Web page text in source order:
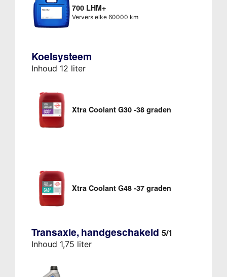
700 LHM+
Ververs elke 60000 km
Koelsysteem
Inhoud 12 liter
Xtra Coolant G30 -38 graden
Xtra Coolant G48 -37 graden
Transaxle, handgeschakeld 5/1
Inhoud 1,75 liter